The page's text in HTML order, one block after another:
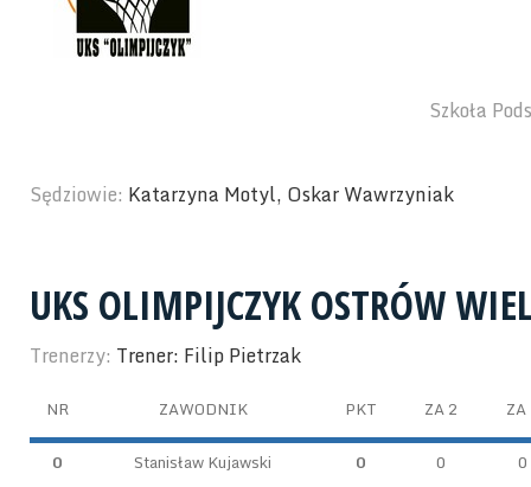
Szkoła
Sędziowie: Katarzyna Motyl, Oskar Wawrzyniak
UKS OLIMPIJCZYK OSTRÓW
Trenerzy: Trener: Filip Pietrzak
NR ZAWODNIK PKT ZA 2 ZA
0 Stanisław Kujawski 0 0
0